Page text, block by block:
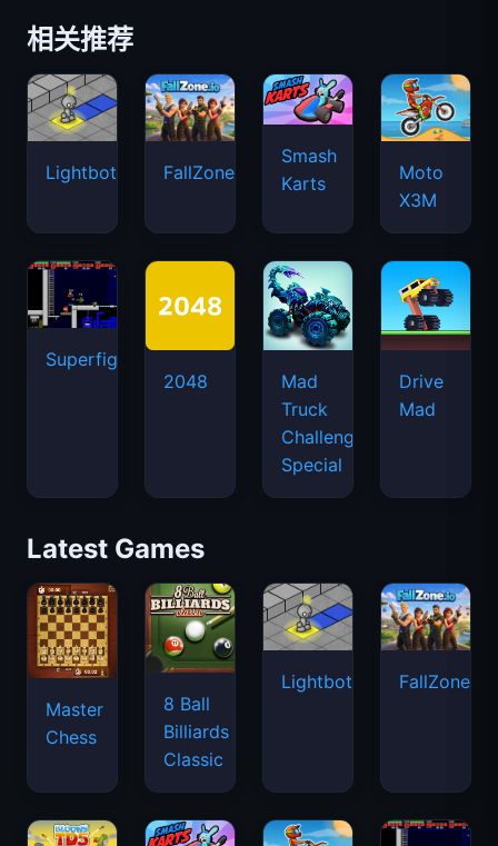
相关推荐
Lightbot FallZone.io
Smash
Karts
Moto
X3M
Superfighters
2048
Mad
Truck
Challenge
Special
Drive
Mad
Latest Games
Master
Chess
8 Ball
Billiards
Classic
Lightbot FallZone.io